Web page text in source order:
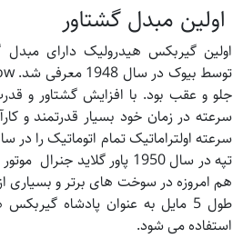
اولین مبدل گشتاور
تپه در سال 1950 پاور گلاید
هم امروزه در سوخت های برتر و بسیاری
طول 5 مایل به عنوان پادشاه
استفاده می شود.